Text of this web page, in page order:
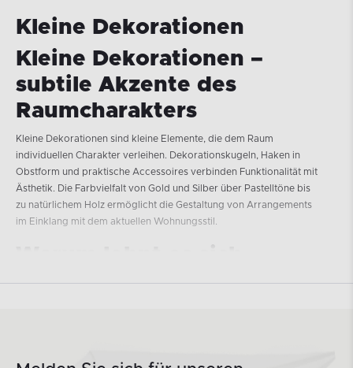
Kleine Dekorationen
Kleine Dekorationen –
subtile Akzente des
Raumcharakters
Kleine Dekorationen sind kleine Elemente, die dem Raum
individuellen Charakter verleihen. Dekorationskugeln, Haken in
Obstform und praktische Accessoires verbinden Funktionalität mit
Ästhetik. Die Farbvielfalt von Gold und Silber über Pastelltöne bis
zu natürlichem Holz ermöglicht die Gestaltung von Arrangements
im Einklang mit dem aktuellen Wohnungsstil.
kleine Dekorationen zu